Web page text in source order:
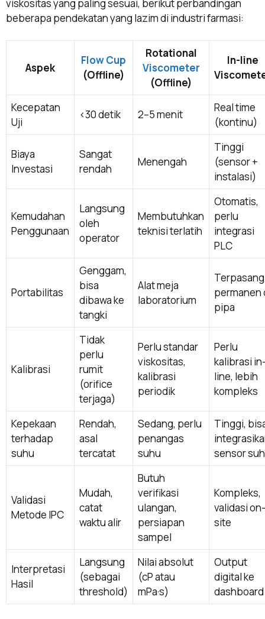
viskositas yang paling sesuai, berikut perbandingan
beberapa pendekatan yang lazim di industri farmasi:
Aspek
Flow Cup
(Offline)
Rotational
Viscometer
(Offline)
In-line
Kecepatan
Uji
<30 detik 2–5 menit
Real time
(kontinu)
Biaya
Investasi
Sangat
rendah
Menengah
Tinggi
(sensor +
instalasi)
Kemudahan
Penggunaan
Langsung
oleh
operator
Membutuhkan
teknisi terlatih
Otomatis,
perlu
integrasi
PLC
Portabilitas
Genggam,
bisa
dibawa ke
tangki
Alat meja
laboratorium
Terpasang
permanen
pipa
Kalibrasi
Tidak
perlu
rumit
(orifice
terjaga)
Perlu standar
viskositas,
kalibrasi
periodik
Perlu
kalibrasi
line, lebih
kompleks
Kepekaan
terhadap
suhu
Rendah,
asal
tercatat
Sedang, perlu
penangas
suhu
Tinggi,
sensor
Validasi
Metode IPC
Mudah,
catat
waktu alir
Butuh
verifikasi
ulangan,
persiapan
sampel
Kompleks,
validasi on-
site
Interpretasi
Hasil
Langsung
(sebagai
threshold)
Nilai absolut
(cP atau
mPa·s)
Output
digital ke
dashboard